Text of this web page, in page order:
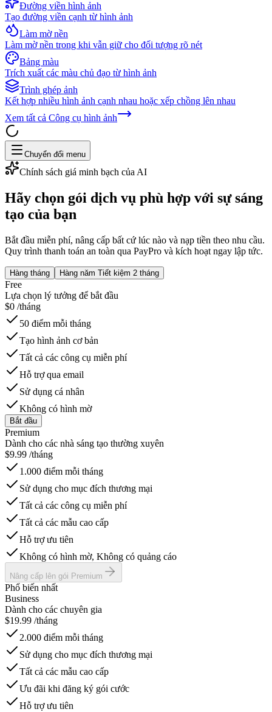
Đường viền hình ảnh
Tạo đường viền cạnh từ hình ảnh
Làm mờ nền
Làm mờ nền trong khi vẫn giữ cho đối tượng rõ nét
Bảng màu
Trích xuất các màu chủ đạo từ hình ảnh
Trình ghép ảnh
Kết hợp nhiều hình ảnh cạnh nhau hoặc xếp chồng lên nhau
Xem tất cả Công cụ hình ảnh
Chuyển đổi menu
Chính sách giá minh bạch của AI
Hãy chọn gói dịch vụ phù hợp với sự sáng
tạo của bạn
Bắt đầu miễn phí, nâng cấp bất cứ lúc nào và nạp tiền theo nhu cầu.
Quy trình thanh toán an toàn qua PayPro và kích hoạt ngay lập tức.
Hàng tháng Hàng năm Tiết kiệm 2 tháng
Free
Lựa chọn lý tưởng để bắt đầu
$0 /tháng
50 điểm mỗi tháng
Tạo hình ảnh cơ bản
Tất cả các công cụ miễn phí
Hỗ trợ qua email
Sử dụng cá nhân
Không có hình mờ
Bắt đầu
Premium
Dành cho các nhà sáng tạo thường xuyên
$9.99 /tháng
1.000 điểm mỗi tháng
Sử dụng cho mục đích thương mại
Tất cả các công cụ miễn phí
Tất cả các mẫu cao cấp
Hỗ trợ ưu tiên
Không có hình mờ, Không có quảng cáo
Nâng cấp lên gói Premium
Phổ biến nhất
Business
Dành cho các chuyên gia
$19.99 /tháng
2.000 điểm mỗi tháng
Sử dụng cho mục đích thương mại
Tất cả các mẫu cao cấp
Ưu đãi khi đăng ký gói cước
Hỗ trợ ưu tiên